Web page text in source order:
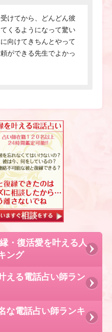
けてから、どんどん彼
くるようになって驚い
向けてきちんとやって
ができる先生でよかっ
・復活愛を叶える人
ング
える電話占い師ラン
な電話占い師ランキ